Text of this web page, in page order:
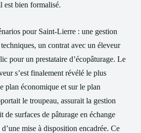
est bien formalisé.
pour Saint-Lierre : une gestion
un contrat avec un éleveur
pour un prestataire d’écopâturage. Le
s’est finalement révélé le plus
plan économique et sur le plan
le troupeau, assurait la gestion
de surfaces de pâturage en échange
mise à disposition encadrée. Ce